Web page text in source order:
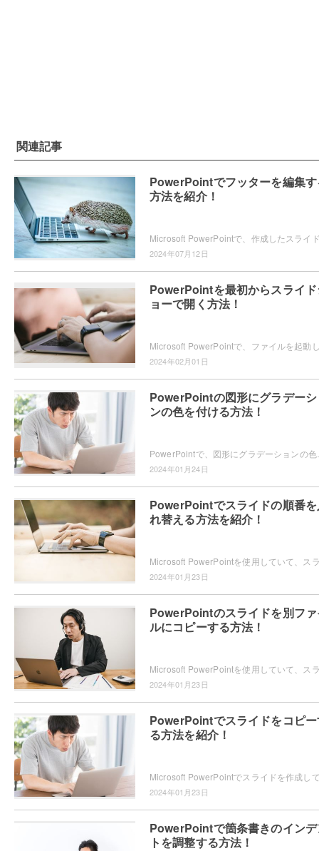
関連記事
PowerPointでフッターを編集
方法を紹介！
2024年07月12日
PowerPointを最初からスライ
ョーで開く方法！
2024年02月01日
PowerPointの図形にグラデー
ンの色を付ける方法！
2024年01月24日
PowerPointでスライドの順番
れ替える方法を紹介！
2024年01月23日
PowerPointのスライドを別フ
ルにコピーする方法！
2024年01月23日
PowerPointでスライドをコピ
る方法を紹介！
2024年01月23日
PowerPointで箇条書きのイン
トを調整する方法！